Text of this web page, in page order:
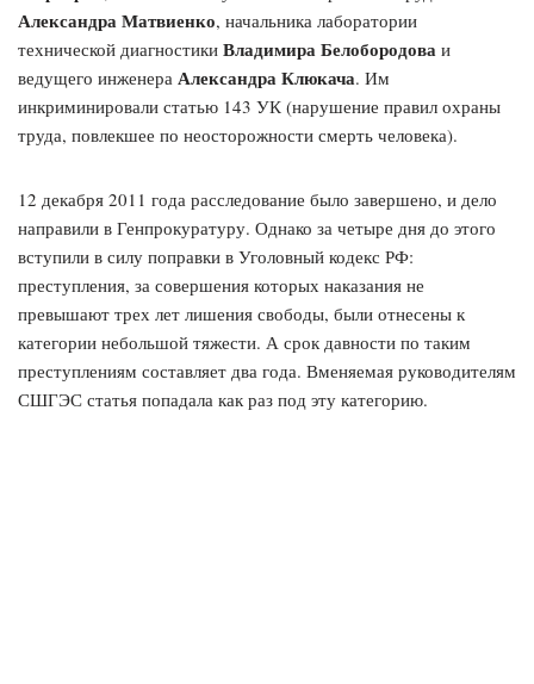
Александра Матвиенко, начальника лаборатории
технической диагностики Владимира Белобородова и
ведущего инженера Александра Клюкача. Им
инкриминировали статью 143 УК (нарушение правил охраны
труда, повлекшее по неосторожности смерть человека).
12 декабря 2011 года расследование было завершено, и дело
направили в Генпрокуратуру. Однако за четыре дня до этого
вступили в силу поправки в Уголовный кодекс РФ:
преступления, за совершения которых наказания не
превышают трех лет лишения свободы, были отнесены к
категории небольшой тяжести. А срок давности по таким
преступлениям составляет два года. Вменяемая руководителям
СШГЭС статья попадала как раз под эту категорию.